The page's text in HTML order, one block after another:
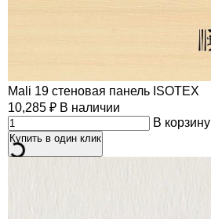
Mali 19 стеновая панель ISOTEX
10,285 ₽ В наличии
В корзину
Купить в один клик